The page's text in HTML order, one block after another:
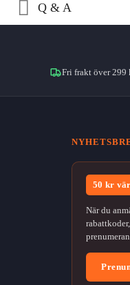
Q & A
Fri frakt över 299
50 kr
När du